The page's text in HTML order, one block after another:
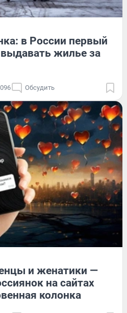
в России первый
выдавать жилье за
Обсудить
и женатики —
на сайтах
колонка